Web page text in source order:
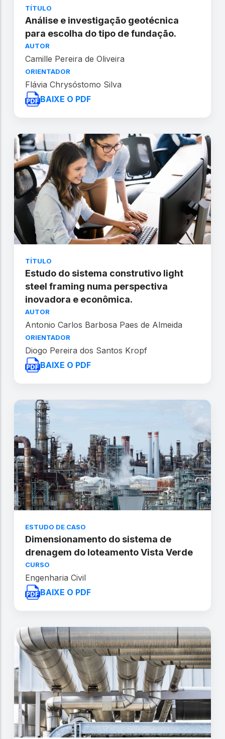
TÍTULO
Análise e investigação geotécnica
para escolha do tipo de fundação.
AUTOR
Camille Pereira de Oliveira
ORIENTADOR
Flávia Chrysóstomo Silva
BAIXE O PDF
TÍTULO
Estudo do sistema construtivo light
steel framing numa perspectiva
inovadora e econômica.
AUTOR
Antonio Carlos Barbosa Paes de Almeida
ORIENTADOR
Diogo Pereira dos Santos Kropf
BAIXE O PDF
ESTUDO DE CASO
Dimensionamento do sistema de
drenagem do loteamento Vista Verde
CURSO
Engenharia Civil
BAIXE O PDF